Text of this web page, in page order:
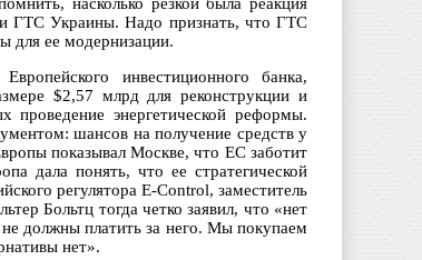
ГТС Украины. Надо признать, что ГТС
для ее модернизации.
инвестиционного банка,
$2,57 млрд для реконструкции и
проведение энергетической реформы.
шансов на получение средств у
показывал Москве, что ЕС заботит
дала понять, что ее стратегической
регулятора E-Control, заместитель
Больтц тогда четко заявил, что «нет
должны платить за него. Мы покупаем
нет».